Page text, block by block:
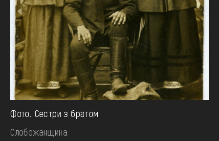
Фото. Сестри з братом
Слобожанщина